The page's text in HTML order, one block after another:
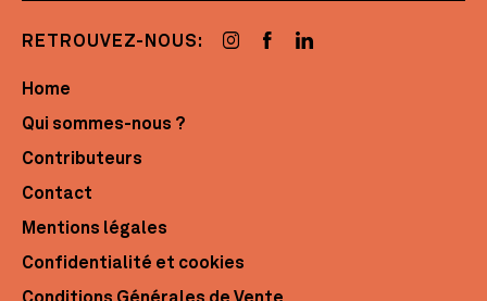
RETROUVEZ-NOUS:
Home
Qui sommes-nous ?
Contributeurs
Contact
Mentions légales
Confidentialité et cookies